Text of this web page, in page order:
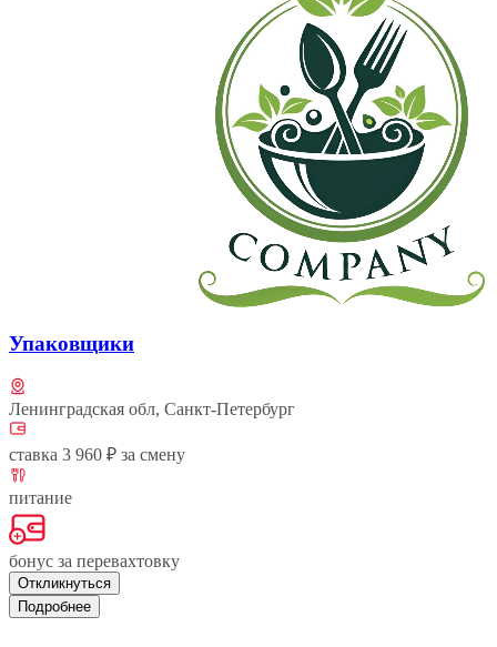
Упаковщики
Ленинградская обл, Санкт-Петербург
ставка 3 960 ₽ за смену
питание
бонус за перевахтовку
Откликнуться
Подробнее